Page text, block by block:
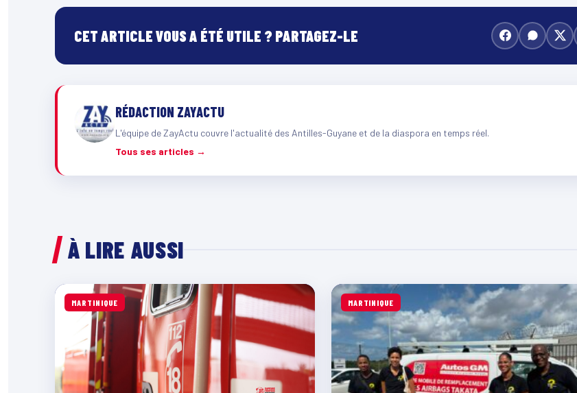
CET ARTICLE VOUS A ÉTÉ UTILE ? PARTAGEZ-LE
RÉDACTION ZAYACTU
L'équipe de ZayActu couvre l'actualité des Antilles-Guyane et de la diaspora en temps réel.
Tous ses articles →
À LIRE AUSSI
MARTINIQUE MARTINIQUE